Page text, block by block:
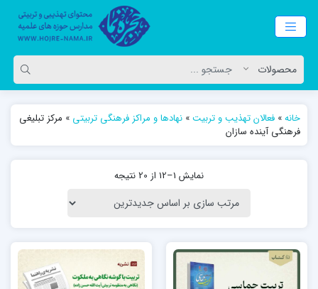
خانه» فعالان تهذیب و تربیت» نهادها و مراکز فرهنگی تربیتی » مرکز تبلیغی
فرهنگی آینده سازان
نمایش 1–12 از 20 نتیجه